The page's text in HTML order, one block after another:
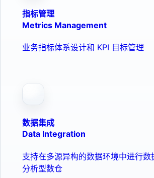
指标管理
Metrics Management
业务指标体系设计和 KPI 目标管理
数据集成
Data Integration
支持在多源异构的数据环境中进行数
分析型数仓